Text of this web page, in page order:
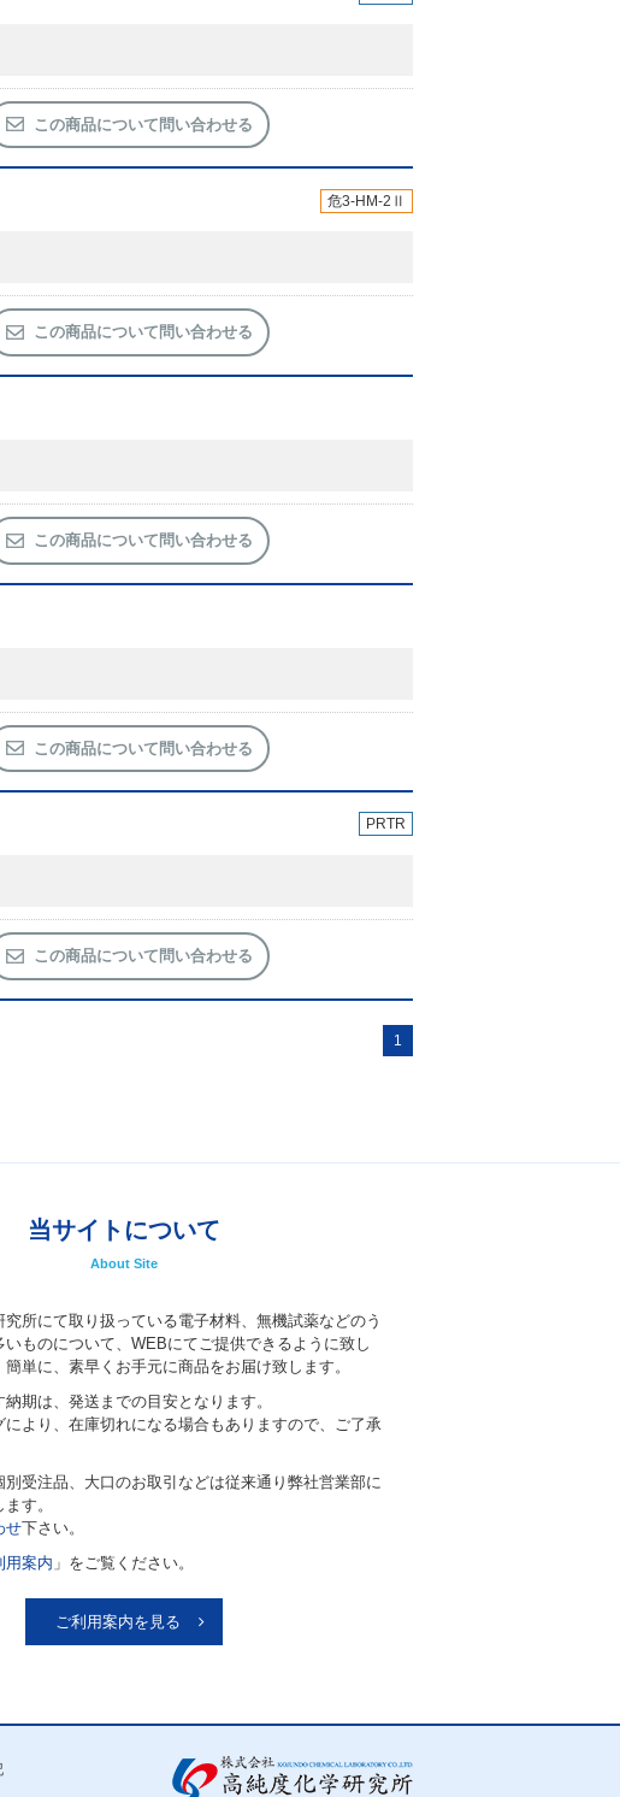
この商品について問い合わせる
危3-HM-2Ⅱ
この商品について問い合わせる
この商品について問い合わせる
この商品について問い合わせる
PRTR
この商品について問い合わせる
1
当サイトについて
About Site
究所にて取り扱っている電子材料、無機試薬などのう
いものについて、WEBにてご提供できるように致し
簡単に、素早くお手元に商品をお届け致します。
期は、発送までの目安となります。
により、在庫切れになる場合もありますので、ご了承
別受注品、大口のお取引などは従来通り弊社営業部に
す。
せ下さい。
用案内 」をご覧ください。
ご利用案内を見る